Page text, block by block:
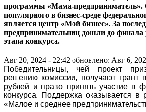
программы «Мама-предприниматель».
популярного в бизнес-среде
является центр «Мой бизнес». За
предпринимательниц дошли до финала
этапа конкурса.
Авг 20, 2024 - 22:42 обновлено: Авг 6,
Победительницы, чей проект
решению комиссии, получают грант
рублей и право принять участие в
конкурса. Поддержка оказывается в
«Малое и среднее